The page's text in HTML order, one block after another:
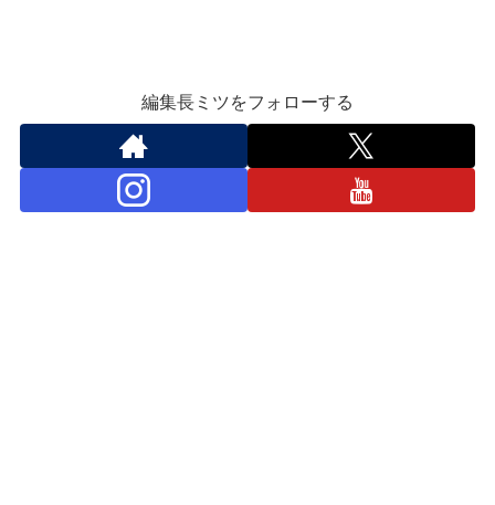
編集長ミツをフォローする